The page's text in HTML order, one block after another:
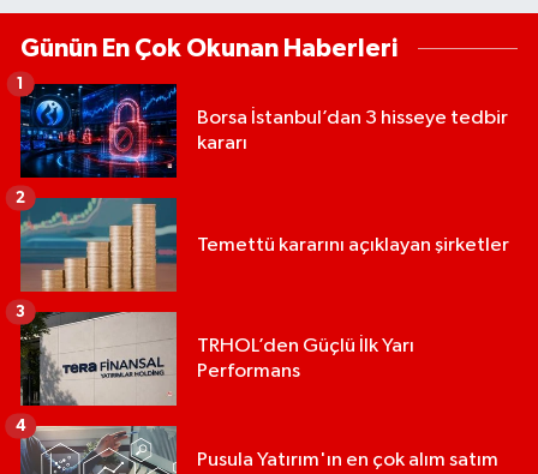
Günün En Çok Okunan Haberleri
Borsa İstanbul’dan 3 hisseye tedbir
kararı
1
Temettü kararını açıklayan şirketler
2
TRHOL’den Güçlü İlk Yarı
Performans
3
Pusula Yatırım'ın en çok alım satım
4